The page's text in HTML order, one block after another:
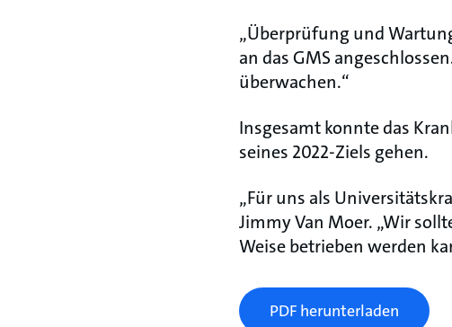
„Überprüfung und
an das GMS
überwachen.“
Insgesamt konnte das
seines 2022-Ziels gehen.
„Für uns als
Jimmy Van Moer. „Wir
Weise betrieben werden
PDF herunterladen